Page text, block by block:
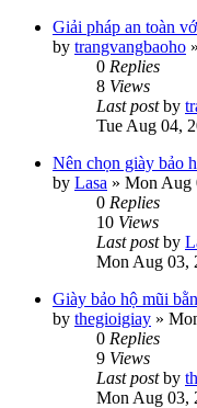
Giải pháp an toàn
by trangvangbaoho »
0 Replies
8 Views
Last postby
Tue Aug 04,
Nên chọn giày bảo
by Lasa » Mon Aug
0 Replies
10 Views
Last postby
Mon Aug 03,
Giày bảo hộ mũi
by thegioigiay »
0 Replies
9 Views
Last postby
Mon Aug 03,